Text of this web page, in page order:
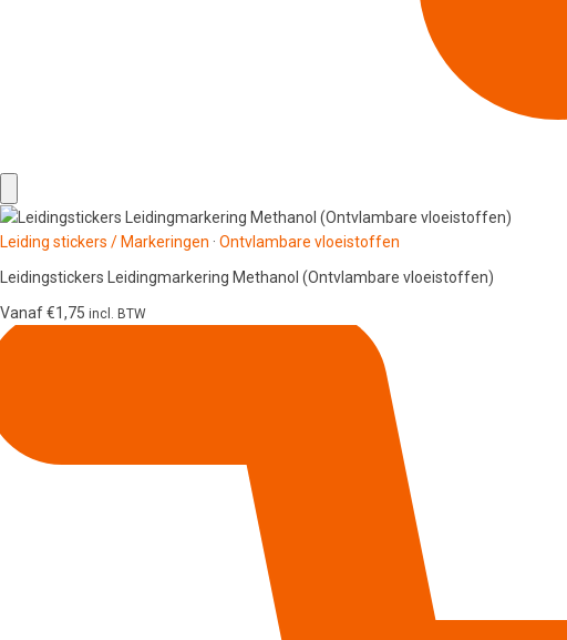
Leiding stickers / Markeringen · Ontvlambare vloeistoffen
Leidingstickers Leidingmarkering Methanol (Ontvlambare vloeistoffen)
Vanaf€1,75 incl. BTW